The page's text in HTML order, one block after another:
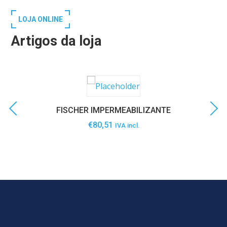
LOJA ONLINE
Artigos da loja
FISCHER IMPERMEABILIZANTE
€80,51 IVA incl.
SABER MAIS